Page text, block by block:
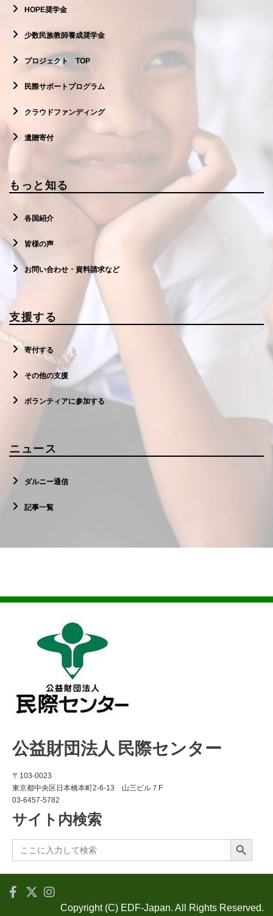
HOPE奨学金
少数民族教師養成奨学金
プロジェクト TOP
民際サポートプログラム
クラウドファンディング
遺贈寄付
もっと知る
各国紹介
皆様の声
お問い合わせ・資料請求など
支援する
寄付する
その他の支援
ボランティアに参加する
ニュース
ダルニー通信
記事一覧
公益財団法人 民際センター
〒103-0023
東京都中央区日本橋本町2-6-13 山三ビル７F
03-6457-5782
サイト内検索
Search
for:
Search Button
Copyright (C) EDF-Japan. All Rights Reserved.